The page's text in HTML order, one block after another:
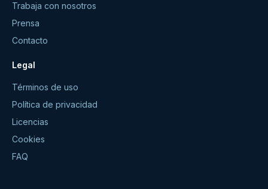
Trabaja con nosotros
Prensa
Contacto
Legal
Términos de uso
Política de privacidad
Licencias
Cookies
FAQ